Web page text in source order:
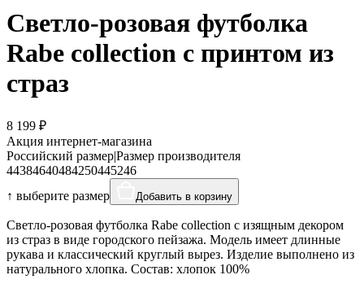
Светло-розовая футболка
Rabe collection с принтом из
страз
8 199 ₽
Акция интернет-магазина
Российский размер|Размер производителя
44384640484250445246
↑ выберите размер
Добавить в корзину
Светло-розовая футболка Rabe collection с изящным декором
из страз в виде городского пейзажа. Модель имеет длинные
рукава и классический круглый вырез. Изделие выполнено из
натурального хлопка. Состав: хлопок 100%